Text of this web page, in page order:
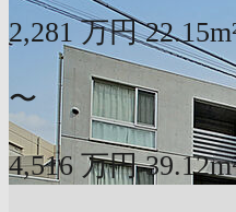
2,281 万円
〜
4,516 万円